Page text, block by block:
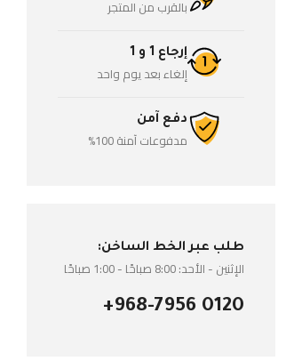
بالقرب من المتجر
إرجاع 1 و 1
إلغاء بعد يوم واحد
دفع آمن
مدفوعات آمنة 100%
طلب عبر الخط الساخن:
الإثنين - الأحد: 8:00 صباحًا - 1:00 صباحًا
+968-7956 0120